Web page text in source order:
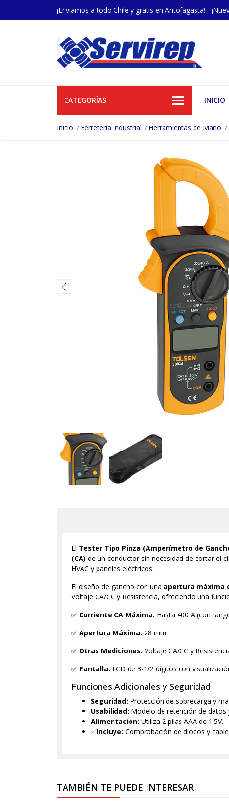
¡Enviamos a todo Chile y gratis en Antofagasta! -
CATEGORÍAS INICIO
Inicio Ferretería Industrial Herramientas de Mano
El Tester Tipo Pinza (Amperímetro de
(CA) de un conductor sin necesidad de cortar el
HVAC y paneles eléctricos.
El diseño de gancho con una apertura máxima
Voltaje CA/CC y Resistencia, ofreciendo una
✅ Corriente CA Máxima: Hasta 400 A (con
✅ Apertura Máxima: 28 mm.
✅ Otras Mediciones: Voltaje CA/CC y
✅ Pantalla: LCD de 3-1/2 dígitos con
Funciones Adicionales y Seguridad
Seguridad: Protección de sobrecarga y
Usabilidad: Modelo de retención de
Alimentación: Utiliza 2 pilas AAA de 1.5V.
✅Incluye: Comprobación de diodos y
TAMBIÉN TE PUEDE INTERESAR